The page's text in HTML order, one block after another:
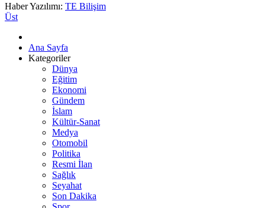
Haber Yazılımı: TE Bilişim
Üst
Ana Sayfa
Kategoriler
Dünya
Eğitim
Ekonomi
Gündem
İslam
Kültür-Sanat
Medya
Otomobil
Politika
Resmi İlan
Sağlık
Seyahat
Son Dakika